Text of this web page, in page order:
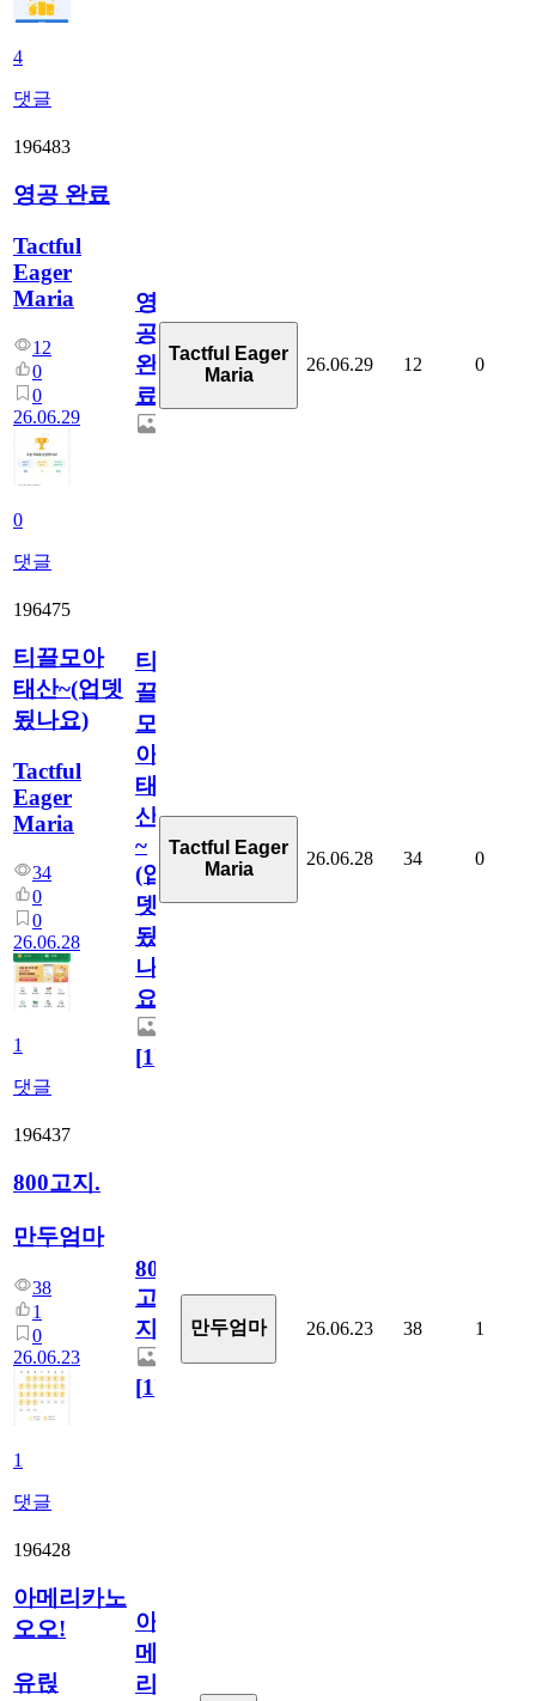
4
댓글
196483
영공 완료
Tactful
Eager
Maria
12
0
0
26.06.29
0
댓글
영
공
완
료
Tactful Eager
Maria
26.06.29 12 0
196475
티끌모아
태산~(업뎃
됬나요)
Tactful
Eager
Maria
34
0
0
26.06.28
1
댓글
티
끌
모
아
태
산
~
(업
뎃
됬
나
요)
[1]
Tactful Eager
Maria
26.06.28 34 0
196437
800고지.
만두엄마
38
1
0
26.06.23
1
댓글
800
고
지.
[1]
만두엄마 26.06.23 38 1
196428
아메리카노
오오!
유릱
아
메
리